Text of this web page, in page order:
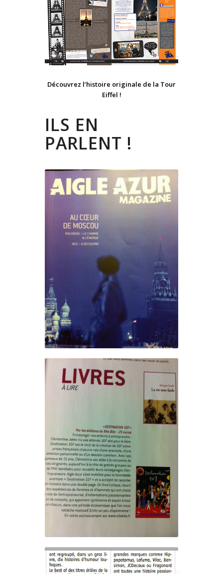
Découvrez l’histoire originale de la Tour
Eiffel !
ILS EN
PARLENT !